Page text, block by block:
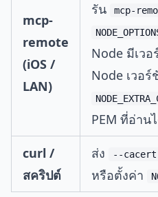
mcp-
remote
(iOS /
LAN)
รัน
mcp-
Node มีเว
Node เวอร์
PEM ที่อ่าน
curl /
สคริปต์
ส่ง --cacert
หรือตั้งค่า